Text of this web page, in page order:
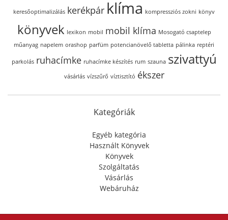
keresőoptimalizálás kerékpár klíma kompressziós zokni könyv
könyvek lexikon mobil mobil klíma Mosogató csaptelep
műanyag napelem orashop parfüm potencianövelő tabletta pálinka reptéri
parkolás ruhacímke ruhacímke készítés rum szauna szivattyú
vásárlás vízszűrő víztisztító ékszer
Kategóriák
Egyéb kategória
Használt Könyvek
Könyvek
Szolgáltatás
Vásárlás
Webáruház